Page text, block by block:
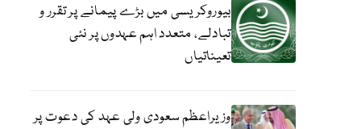
بیوروکریسی میں بڑے پیمانے پر تقرر و
تبادلے، متعدد اہم عہدوں پر نئی
تعیناتیاں
وزیراعظم سعودی ولی عہد کی دعوت پر